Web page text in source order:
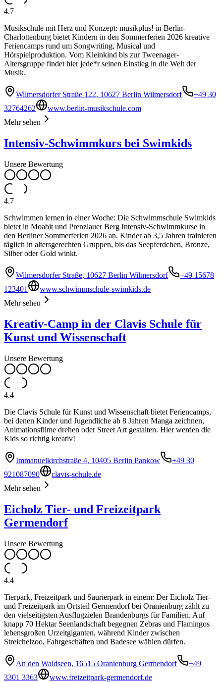
4.7
Musikschule mit Herz und Konzept: musikplus! in Berlin-
Charlottenburg bietet Kindern in den Sommerferien 2026 kreative
Feriencamps rund um Songwriting, Musical und
Hörspielproduktion. Vom Kleinkind bis zur Tweenager-
Altersgruppe findet hier jede*r seinen Einstieg in die Welt der
Musik.
Wilmersdorfer Straße 122, 10627 Berlin Wilmersdorf
+49 30
32764262
www.berlin-musikschule.com
Mehr sehen
Intensiv-Schwimmkurs bei Swimkids
Unsere Bewertung
4.7
Schwimmen lernen in einer Woche: Die Schwimmschule Swimkids
bietet in Moabit und Prenzlauer Berg Intensiv-Schwimmkurse in
den Berliner Sommerferien 2026 an. Kinder ab 3,5 Jahren trainieren
täglich in altersgerechten Gruppen, bis das Seepferdchen, Bronze,
Silber oder Gold winkt.
Wilmersdorfer Straße, 10627 Berlin Wilmersdorf
+49 15678
123401
www.schwimmschule-swimkids.de
Mehr sehen
Kreativ-Camp in der Clavis Schule für
Kunst und Wissenschaft
Unsere Bewertung
4.4
Die Clavis Schule für Kunst und Wissenschaft bietet Feriencamps,
bei denen Kinder und Jugendliche ab 8 Jahren Manga zeichnen,
Animationsfilme drehen oder Street Art gestalten. Hier werden die
Kids so richtig kreativ!
Immanuelkirchstraße 4, 10405 Berlin Pankow
+49 30
921087090
clavis-schule.de
Mehr sehen
Eicholz Tier- und Freizeitpark
Germendorf
Unsere Bewertung
4.4
Tierpark, Freizeitpark und Saurierpark in einem: Der Eicholz Tier-
und Freizeitpark im Ortsteil Germendorf bei Oranienburg zählt zu
den vielseitigsten Ausflugzielen Brandenburgs für Familien. Auf
knapp 70 Hektar Seenlandschaft begegnen Zebras und Flamingos
lebensgroßen Urzeitgiganten, während Kinder zwischen
Streichelzoo, Fahrgeschäften und Badesee wählen dürfen.
An den Waldseen, 16515 Oranienburg Germendorf
+49
3301 3363
www.freizeitpark-germendorf.de